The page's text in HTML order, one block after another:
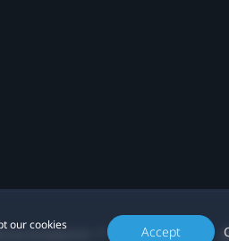
our cookies
Accept